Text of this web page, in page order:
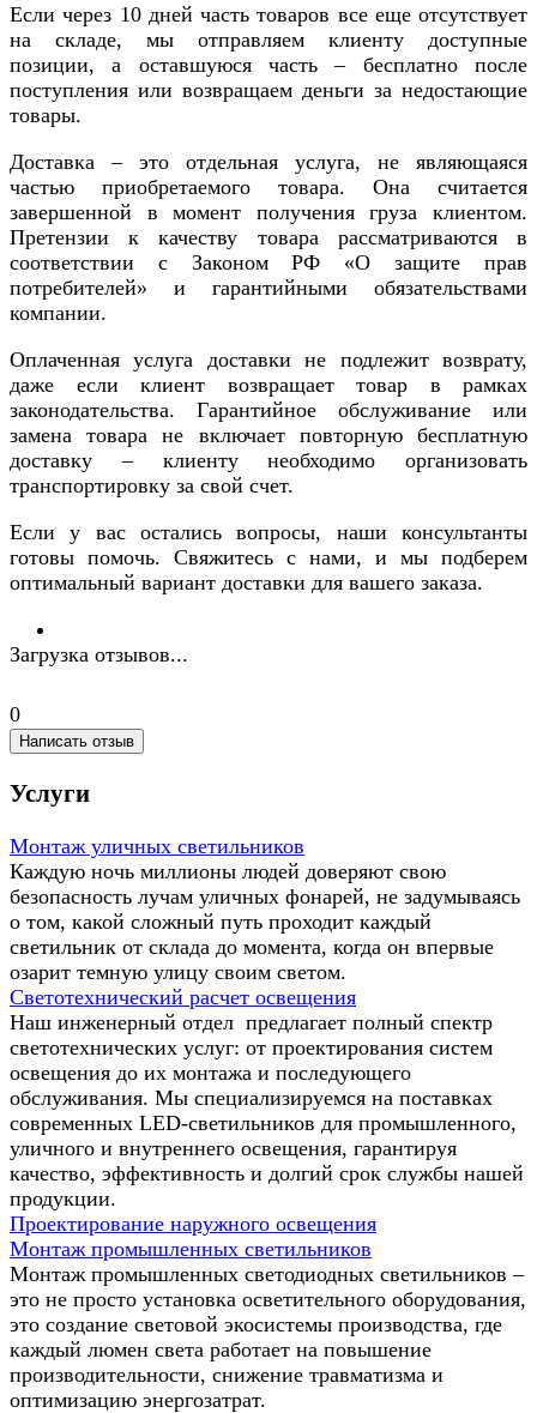
Если через 10 дней часть товаров все еще отсутствует
на складе, мы отправляем клиенту доступные
позиции, а оставшуюся часть – бесплатно после
поступления или возвращаем деньги за недостающие
товары.
Доставка – это отдельная услуга, не являющаяся
частью приобретаемого товара. Она считается
завершенной в момент получения груза клиентом.
Претензии к качеству товара рассматриваются в
соответствии с Законом РФ «О защите прав
потребителей» и гарантийными обязательствами
компании.
Оплаченная услуга доставки не подлежит возврату,
даже если клиент возвращает товар в рамках
законодательства. Гарантийное обслуживание или
замена товара не включает повторную бесплатную
доставку – клиенту необходимо организовать
транспортировку за свой счет.
Если у вас остались вопросы, наши консультанты
готовы помочь. Свяжитесь с нами, и мы подберем
оптимальный вариант доставки для вашего заказа.
Загрузка отзывов...
0
Написать отзыв
Услуги
Монтаж уличных светильников
Каждую ночь миллионы людей доверяют свою
безопасность лучам уличных фонарей, не задумываясь
о том, какой сложный путь проходит каждый
светильник от склада до момента, когда он впервые
озарит темную улицу своим светом.
Светотехнический расчет освещения
Наш инженерный отдел предлагает полный спектр
светотехнических услуг: от проектирования систем
освещения до их монтажа и последующего
обслуживания. Мы специализируемся на поставках
современных LED-светильников для промышленного,
уличного и внутреннего освещения, гарантируя
качество, эффективность и долгий срок службы нашей
продукции.
Проектирование наружного освещения
Монтаж промышленных светильников
Монтаж промышленных светодиодных светильников –
это не просто установка осветительного оборудования,
это создание световой экосистемы производства, где
каждый люмен света работает на повышение
производительности, снижение травматизма и
оптимизацию энергозатрат.